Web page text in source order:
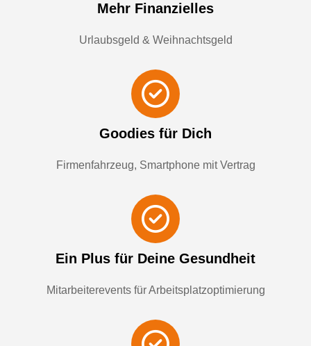
Mehr Finanzielles
Urlaubsgeld & Weihnachtsgeld
Goodies für Dich
Firmenfahrzeug, Smartphone mit Vertrag
Ein Plus für Dei­ne Ge­sund­heit
Mit­ar­bei­te­revents für Ar­beits­platz­op­ti­mie­rung